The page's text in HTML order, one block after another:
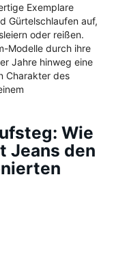
Exemplare
Gürtelschlaufen auf,
oder reißen.
Modelle durch ihre
Jahre hinweg eine
Charakter des
Wie
Jeans den